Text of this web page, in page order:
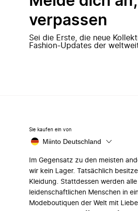
verpassen
Sei die Erste, die neue
Fashion-Updates der
Sie kaufen ein von
Miinto Deutschland
Im Gegensatz zu den meisten
wir kein Lager. Tatsächlich
Kleidung. Stattdessen werden
leidenschaftlichen Menschen in
Modeboutiquen der Welt mit